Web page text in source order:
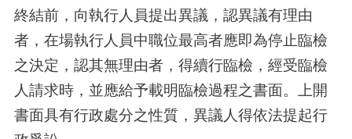
終結前，向執行人員提出異議，認異議有理由
者，在場執行人員中職位最高者應即為停止臨檢
之決定，認其無理由者，得續行臨檢，經受臨檢
人請求時，並應給予載明臨檢過程之書面。上開
書面具有行政處分之性質，異議人得依法提起行